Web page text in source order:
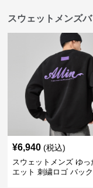
スウェットメンズ
¥6,940 (税込)
スウェットメンズ ゆっ
エット 刺繍ロゴ バッ